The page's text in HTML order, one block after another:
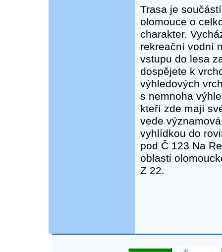
Trasa je
olomouce o
charakter.
rekreační vodní
vstupu do lesa
dospějete k
výhledových
s nemnoha
kteří zde mají
vede
vyhlídkou do
pod Č 123 Na
oblasti
Z 22.